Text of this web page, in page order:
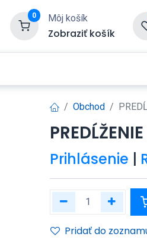
0 Môj košík
Zobraziť košík
Obchod
Prihlásenie |
Pridať do